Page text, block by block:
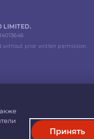
LIMITED.
without prior written permission.
Принять